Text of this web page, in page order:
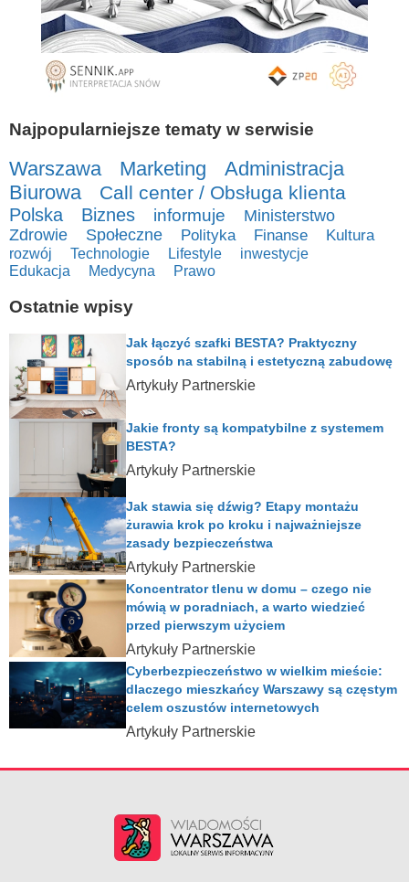
Najpopularniejsze tematy w serwisie
Warszawa Marketing
Administracja
Biurowa
Call center / Obsługa klienta
Polska Biznes informuje Ministerstwo
Zdrowie Społeczne Polityka Finanse Kultura
rozwój Technologie Lifestyle
inwestycje
Edukacja
Medycyna Prawo
Ostatnie wpisy
Artykuły Partnerskie
Jak łączyć szafki BESTA? Praktyczny
sposób na stabilną i estetyczną zabudowę
Artykuły Partnerskie
Jakie fronty są kompatybilne z systemem
BESTA?
Artykuły Partnerskie
Jak stawia się dźwig? Etapy montażu
żurawia krok po kroku i najważniejsze
zasady bezpieczeństwa
Artykuły Partnerskie
Koncentrator tlenu w domu – czego nie
mówią w poradniach, a warto wiedzieć
przed pierwszym użyciem
Artykuły Partnerskie
Cyberbezpieczeństwo w wielkim mieście:
dlaczego mieszkańcy Warszawy są częstym
celem oszustów internetowych